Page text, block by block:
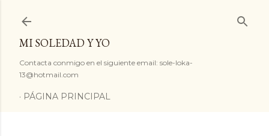
MI SOLEDAD Y YO
Contacta conmigo en el siguiente email: sole-loka-
13@hotmail.com
PÁGINA PRINCIPAL